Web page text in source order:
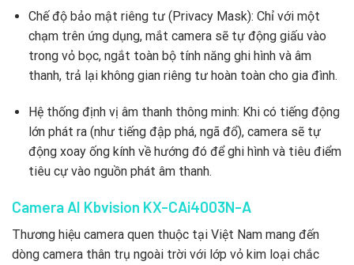
Chế độ bảo mật riêng tư (Privacy Mask): Chỉ với một
chạm trên ứng dụng, mắt camera sẽ tự động giấu vào
trong vỏ bọc, ngắt toàn bộ tính năng ghi hình và âm
thanh, trả lại không gian riêng tư hoàn toàn cho gia đình.
Hệ thống định vị âm thanh thông minh: Khi có tiếng động
lớn phát ra (như tiếng đập phá, ngã đổ), camera sẽ tự
động xoay ống kính về hướng đó để ghi hình và tiêu điểm
tiêu cự vào nguồn phát âm thanh.
Camera AI Kbvision KX-CAi4003N-A
Thương hiệu camera quen thuộc tại Việt Nam mang đến
dòng camera thân trụ ngoài trời với lớp vỏ kim loại chắc